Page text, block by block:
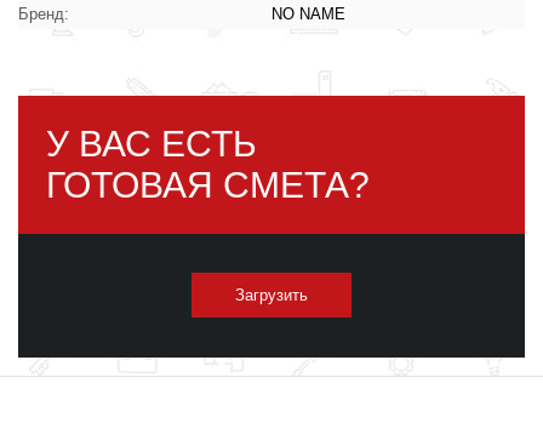
Бренд: NO NAME
У ВАС ЕСТЬ
ГОТОВАЯ СМЕТА?
Загрузить